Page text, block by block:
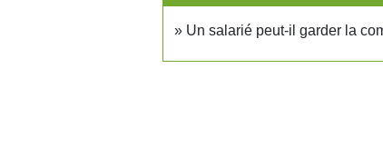
Un salarié peut-il garder la